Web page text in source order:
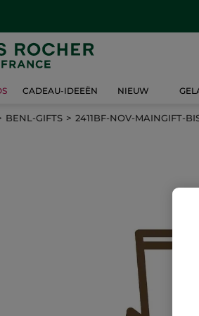
CADEAU-IDEEËN NIEUW
BENL-GIFTS 2411BF-NOV-MAINGIFT-